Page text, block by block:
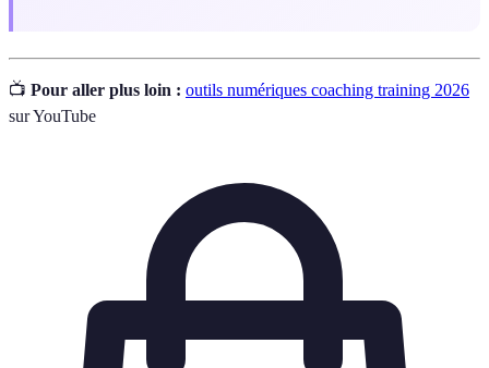
📺 Pour aller plus loin : outils numériques coaching training 2026
sur YouTube